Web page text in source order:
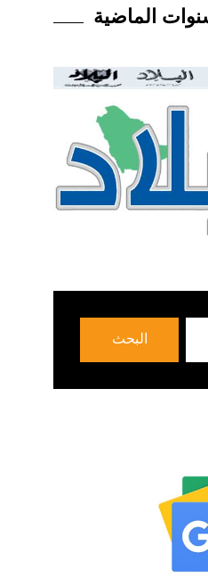
الماضية
البحث